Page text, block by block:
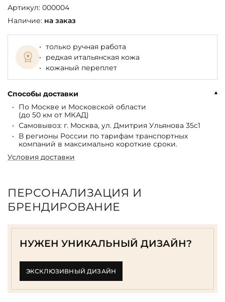
Артикул: 000004
Наличие: на заказ
только ручная работа
редкая итальянская кожа
кожаный переплет
Способы доставки
По Москве и Московской области
(до 50 км от МКАД)
Самовывоз: г. Москва, ул. Дмитрия Ульянова 35с1
В регионы России по тарифам транспортных
компаний в максимально короткие сроки.
Условия доставки
ПЕРСОНАЛИЗАЦИЯ И
БРЕНДИРОВАНИЕ
НУЖЕН УНИКАЛЬНЫЙ ДИЗАЙН?
ЭКСКЛЮЗИВНЫЙ ДИЗАЙН